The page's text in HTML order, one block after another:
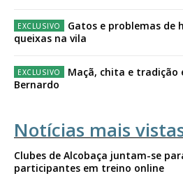
Gatos e problemas de
queixas na vila
Maçã, chita e tradição
Bernardo
Notícias mais
Clubes de Alcobaça juntam-se
participantes em treino online